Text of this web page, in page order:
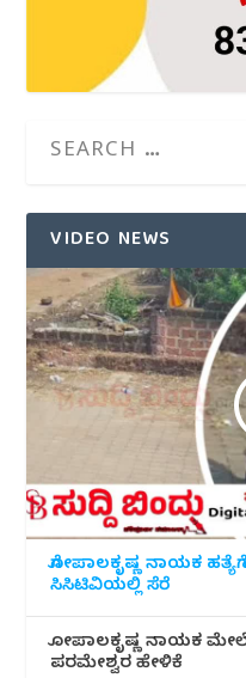
VIDEO NEWS
ಗೋಪಾಲಕೃಷ್ಣ ನಾಯಕ ಹತ್ಯೆಗೆ
ಸಿಸಿಟಿವಿಯಲ್ಲಿ ಸೆರೆ
ಗೋಪಾಲಕೃಷ್ಣ ನಾಯಕ
ಪರಮೇಶ್ವರ ಹೇಳಿಕೆ